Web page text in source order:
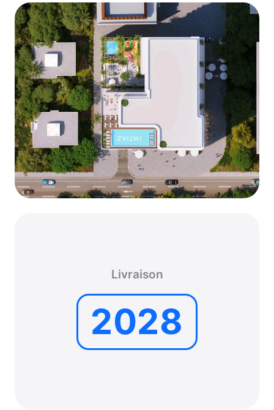
Livraison
2028